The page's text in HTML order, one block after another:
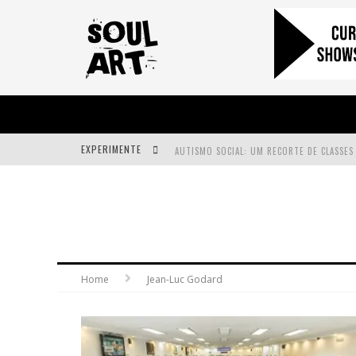
EXPERIMENTE
Home Jean-Luc Godard